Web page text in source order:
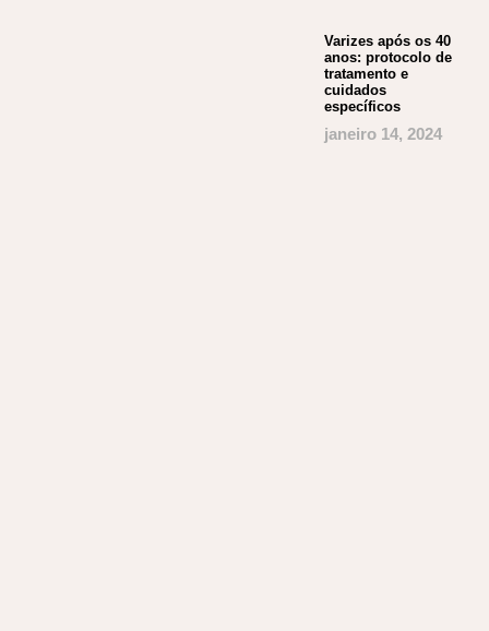
Varizes após os 40
anos: protocolo de
tratamento e
cuidados
específicos
janeiro 14, 2024